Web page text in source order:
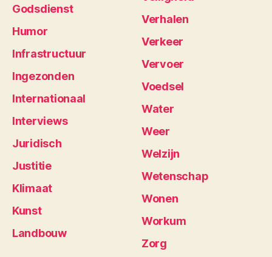
Godsdienst
Humor
Infrastructuur
Ingezonden
Internationaal
Interviews
Juridisch
Justitie
Klimaat
Kunst
Landbouw
Verhalen
Verkeer
Vervoer
Voedsel
Water
Weer
Welzijn
Wetenschap
Wonen
Workum
Zorg